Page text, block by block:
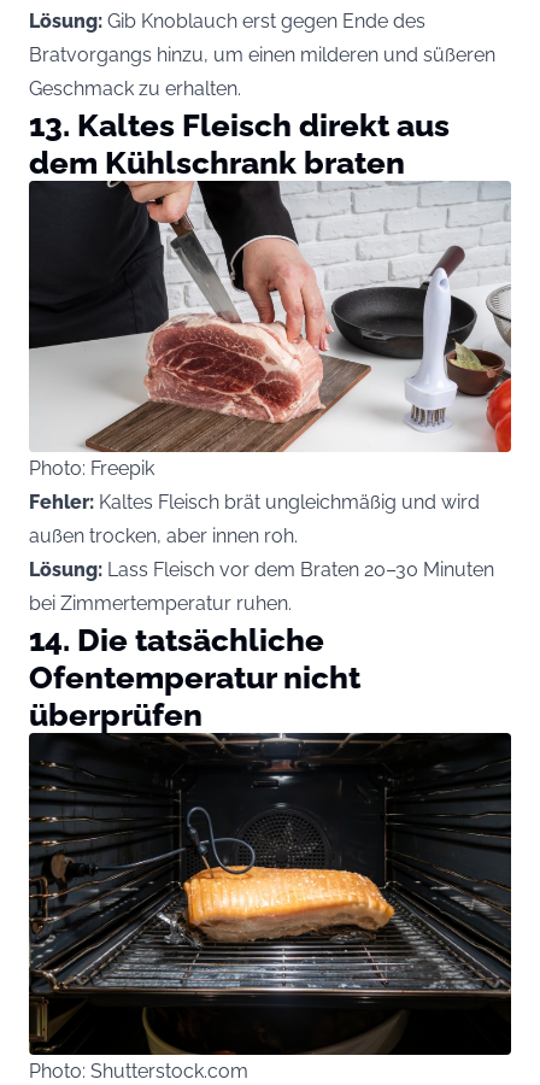
Lösung: Gib Knoblauch erst gegen Ende des
Bratvorgangs hinzu, um einen milderen und süßeren
Geschmack zu erhalten.
13. Kaltes Fleisch direkt aus
dem Kühlschrank braten
Photo: Freepik
Fehler: Kaltes Fleisch brät ungleichmäßig und wird
außen trocken, aber innen roh.
Lösung: Lass Fleisch vor dem Braten 20–30 Minuten
bei Zimmertemperatur ruhen.
14. Die tatsächliche
Ofentemperatur nicht
überprüfen
Photo: Shutterstock.com